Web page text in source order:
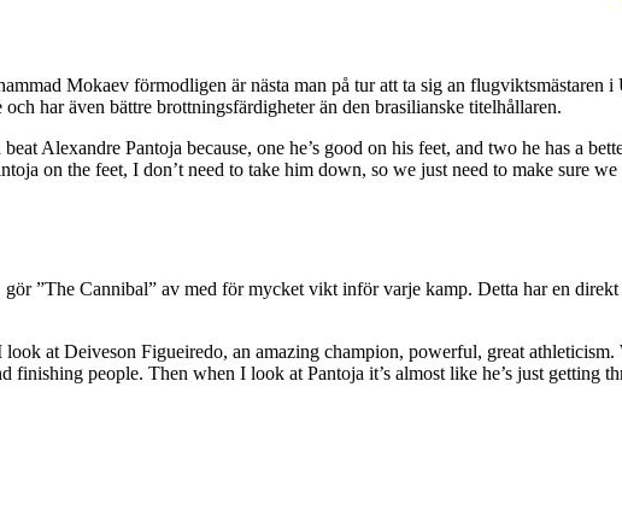
Mokaev förmodligen är nästa man på tur att ta sig an flugviktsmästaren
har även bättre brottningsfärdigheter än den brasilianske titelhållaren.
Alexandre Pantoja because, one he’s good on his feet, and two he has a
on the feet, I don’t need to take him down, so we just need to make sure
”The Cannibal” av med för mycket vikt inför varje kamp. Detta har en
at Deiveson Figueiredo, an amazing champion, powerful, great
people. Then when I look at Pantoja it’s almost like he’s just getting